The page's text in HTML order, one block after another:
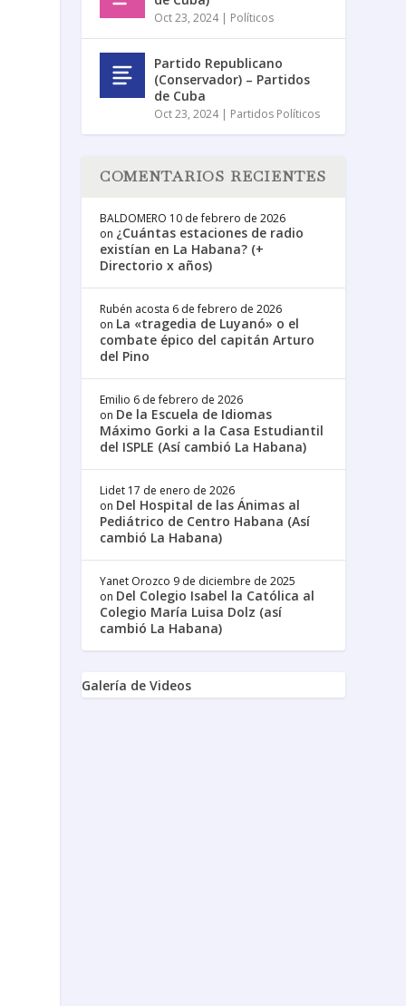
Oct 23, 2024| Políticos
Partido Republicano
(Conservador) – Partidos
de Cuba
Oct 23, 2024| Partidos Políticos
COMENTARIOS RECIENTES
BALDOMERO 10 de febrero de 2026
on ¿Cuántas estaciones de radio
existían en La Habana? (+
Directorio x años)
Rubén acosta 6 de febrero de 2026
on La «tragedia de Luyanó» o el
combate épico del capitán Arturo
del Pino
Emilio 6 de febrero de 2026
on De la Escuela de Idiomas
Máximo Gorki a la Casa Estudiantil
del ISPLE (Así cambió La Habana)
Lidet 17 de enero de 2026
on Del Hospital de las Ánimas al
Pediátrico de Centro Habana (Así
cambió La Habana)
Yanet Orozco 9 de diciembre de 2025
on Del Colegio Isabel la Católica al
Colegio María Luisa Dolz (así
cambió La Habana)
Galería de Videos